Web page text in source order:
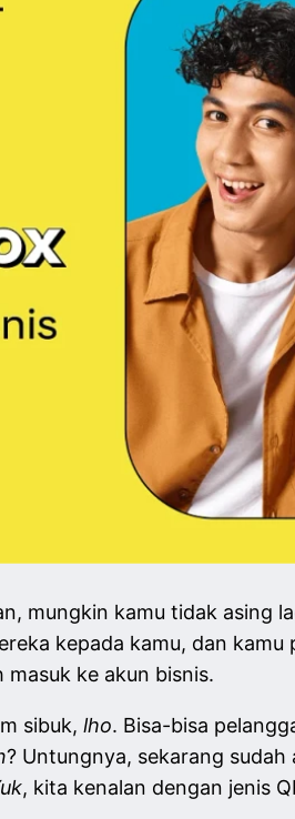
mungkin kamu tidak asing
kepada kamu, dan kamu
ke akun bisnis.
sibuk, lho. Bisa-bisa
? Untungnya, sekarang sudah
, kita kenalan dengan jenis